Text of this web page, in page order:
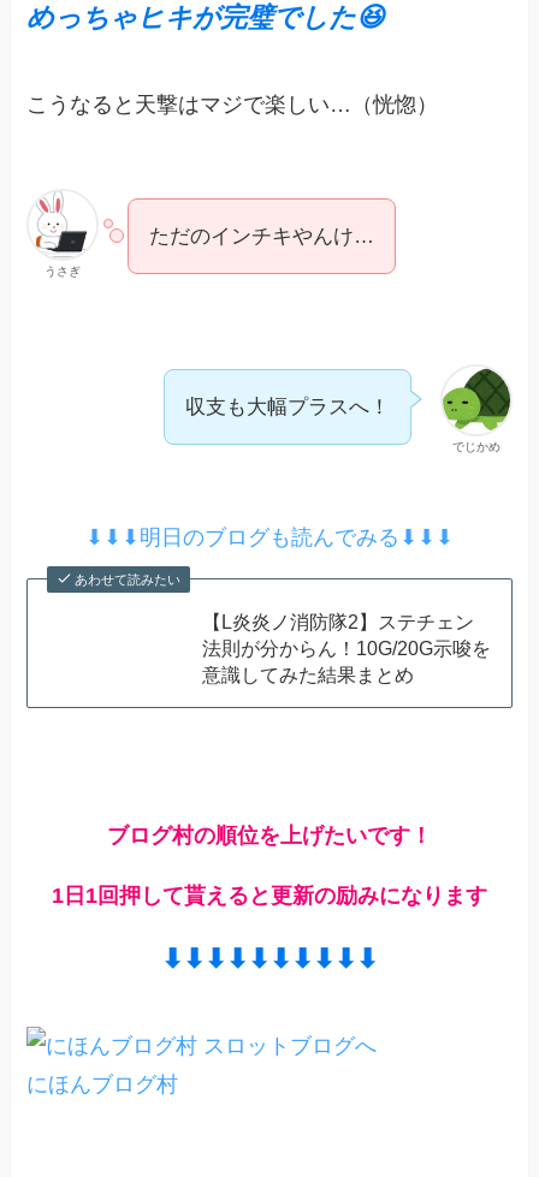
めっちゃヒキが完璧でした😆
こうなると天撃はマジで楽しい…（恍惚）
うさぎ
ただのインチキやんけ…
でじかめ
収支も大幅プラスへ！
⬇︎⬇︎⬇︎明日のブログも読んでみる⬇︎⬇︎⬇︎
あわせて読みたい
【L炎炎ノ消防隊2】ステチェン
法則が分からん！10G/20G示唆を
意識してみた結果まとめ
ブログ村の順位を上げたいです！
1日1回押して貰えると更新の励みになります
⬇︎⬇︎⬇︎⬇︎⬇︎⬇︎⬇︎⬇︎⬇︎⬇︎
にほんブログ村